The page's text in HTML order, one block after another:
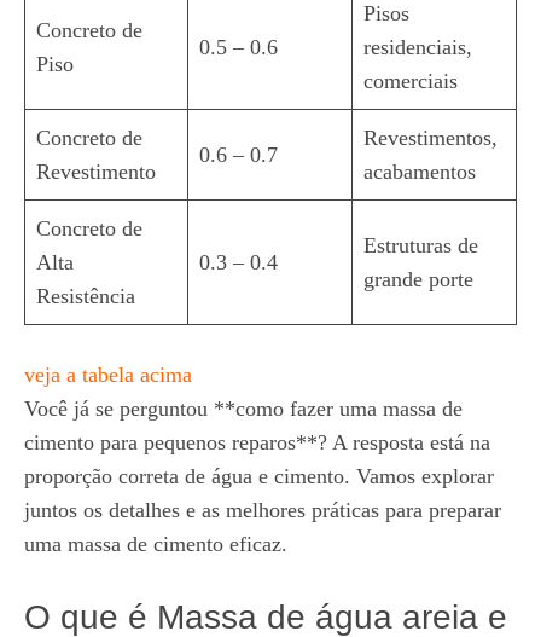
Concreto de
Piso
0.5 – 0.6
Pisos
residenciais,
comerciais
Concreto de
Revestimento
0.6 – 0.7
Revestimentos,
acabamentos
Concreto de
Alta
Resistência
0.3 – 0.4
Estruturas de
grande porte
veja a tabela acima
Você já se perguntou **como fazer uma massa de
cimento para pequenos reparos**? A resposta está na
proporção correta de água e cimento. Vamos explorar
juntos os detalhes e as melhores práticas para preparar
uma massa de cimento eficaz.
O que é Massa de água areia e